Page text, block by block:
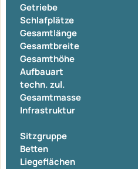
Getriebe
Schlafplätze
Gesamtlänge
Gesamtbreite
Gesamthöhe
Aufbauart
techn. zul.
Gesamtmasse
Infrastruktur
Sitzgruppe
Betten
Liegeflächen